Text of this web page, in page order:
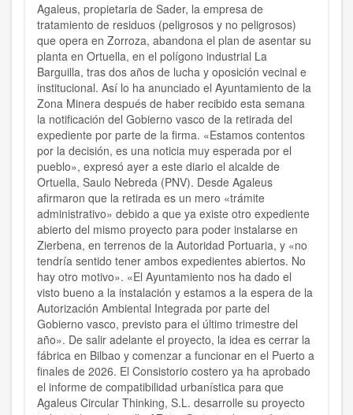
Agaleus, propietaria de Sader, la empresa de
tratamiento de residuos (peligrosos y no peligrosos)
que opera en Zorroza, abandona el plan de asentar su
planta en Ortuella, en el polígono industrial La
Barguilla, tras dos años de lucha y oposición vecinal e
institucional. Así lo ha anunciado el Ayuntamiento de la
Zona Minera después de haber recibido esta semana
la notificación del Gobierno vasco de la retirada del
expediente por parte de la firma. «Estamos contentos
por la decisión, es una noticia muy esperada por el
pueblo», expresó ayer a este diario el alcalde de
Ortuella, Saulo Nebreda (PNV). Desde Agaleus
afirmaron que la retirada es un mero «trámite
administrativo» debido a que ya existe otro expediente
abierto del mismo proyecto para poder instalarse en
Zierbena, en terrenos de la Autoridad Portuaria, y «no
tendría sentido tener ambos expedientes abiertos. No
hay otro motivo». «El Ayuntamiento nos ha dado el
visto bueno a la instalación y estamos a la espera de la
Autorización Ambiental Integrada por parte del
Gobierno vasco, previsto para el último trimestre del
año». De salir adelante el proyecto, la idea es cerrar la
fábrica en Bilbao y comenzar a funcionar en el Puerto a
finales de 2026. El Consistorio costero ya ha aprobado
el informe de compatibilidad urbanística para que
Agaleus Circular Thinking, S.L. desarrolle su proyecto